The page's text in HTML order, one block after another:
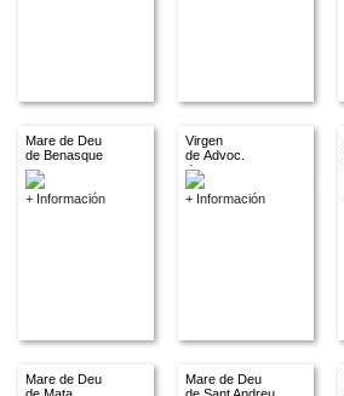
Mare de Deu
de Benasque
+ Información
Virgen
de Advoc.
descon.
+ Información
Mare de Deu
Mare de Deu